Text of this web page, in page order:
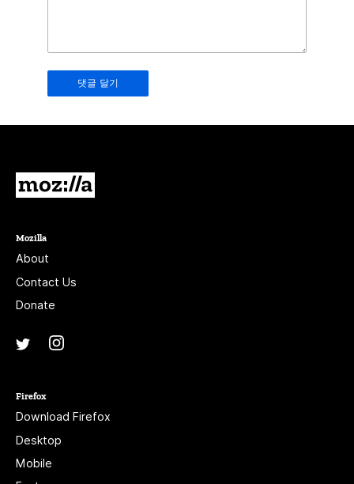
should
leave
Mozilla
About
Contact Us
Donate
Twitter
Firefox
Download Firefox
Desktop
Mobile